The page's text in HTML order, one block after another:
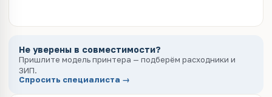
Не уверены в совместимости?
Пришлите модель принтера — подберём расходники и
ЗИП.
Спросить специалиста →